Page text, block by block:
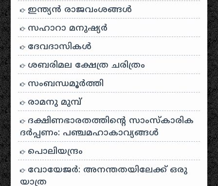
ഇന്ത്യൻ രാജവംശങ്ങൾ
സഹാറാ മനുഷ്യർ
ദേവദാസികൾ
ശബരിമല ക്ഷേത്ര ചരിത്രം
സംബന്ധമൂർത്തി
രാമനു മുമ്പ്
ദക്ഷിണഭാരതത്തിൻ്റെ സാംസ്കാരിക
ദർപ്പണം: പഞ്ചമഹാകാവ്യങ്ങൾ
പൊലിയന്ദ്രം
വോയേജർ: അനന്തതയിലേക്ക് ഒരു
യാത്ര